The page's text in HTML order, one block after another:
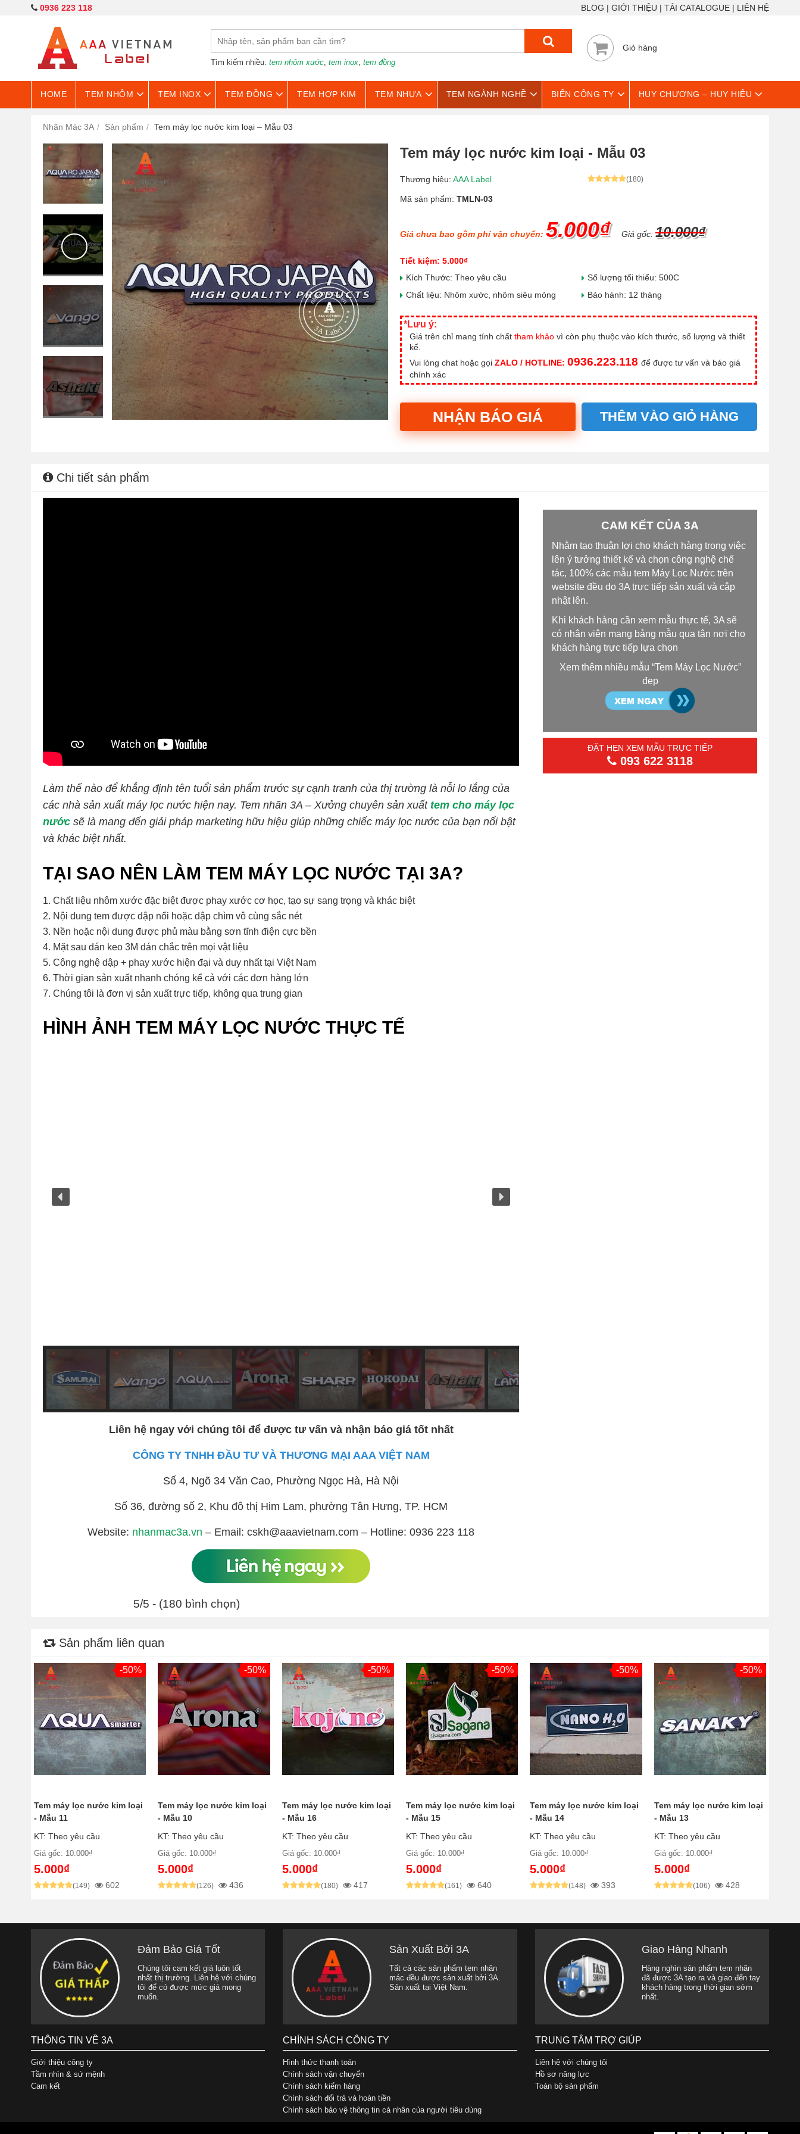
0936 223 118 BLOG GIỚI THIỆU TẢI CATALOGUE LIÊN HỆ
Tìm kiếm nhiều: tem nhôm xước, tem inox, tem đồng
Giỏ hàng
HOME TEM NHÔM TEM INOX TEM ĐỒNG TEM HỢP KIM TEM NHỰA TEM NGÀNH NGHỀ BIỂN CÔNG TY HUY CHƯƠNG – HUY HIỆU
Nhãn Mác 3A Sản phẩm Tem máy lọc nước kim loại – Mẫu 03
Tem máy lọc nước kim loại - Mẫu 03
Thương hiệu: AAA Label (180)
Mã sản phẩm: TMLN-03
Giá chưa bao gồm phí vận chuyển: 5.000₫ Giá gốc: 10.000₫
Tiết kiệm: 5.000₫
Kích Thước: Theo yêu cầu
Chất liệu: Nhôm xước, nhôm siêu mỏng
Số lượng tối thiểu: 500C
Bảo hành: 12 tháng
*Lưu ý:
Giá trên chỉ mang tính chất tham khảo vì còn phụ thuộc vào kích thước, số lượng và thiết
kế.
Vui lòng chat hoặc gọi ZALO / HOTLINE: 0936.223.118 để được tư vấn và báo giá
chính xác
NHẬN BÁO GIÁ THÊM VÀO GIỎ HÀNG
Chi tiết sản phẩm
Làm thế nào để khẳng định tên tuổi sản phẩm trước sự cạnh tranh của thị trường là nỗi lo lắng của
các nhà sản xuất máy lọc nước hiện nay. Tem nhãn 3A – Xưởng chuyên sản xuất tem cho máy lọc
nước sẽ là mang đến giải pháp marketing hữu hiệu giúp những chiếc máy lọc nước của bạn nổi bật
và khác biệt nhất.
TẠI SAO NÊN LÀM TEM MÁY LỌC NƯỚC TẠI 3A?
Chất liệu nhôm xước đặc biệt được phay xước cơ học, tạo sự sang trọng và khác biệt
Nội dung tem được dập nổi hoặc dập chìm vô cùng sắc nét
Nền hoặc nội dung được phủ màu bằng sơn tĩnh điện cực bền
Mặt sau dán keo 3M dán chắc trên mọi vật liệu
Công nghệ dập + phay xước hiện đại và duy nhất tại Việt Nam
Thời gian sản xuất nhanh chóng kể cả với các đơn hàng lớn
Chúng tôi là đơn vị sản xuất trực tiếp, không qua trung gian
HÌNH ẢNH TEM MÁY LỌC NƯỚC THỰC TẾ
Liên hệ ngay với chúng tôi để được tư vấn và nhận báo giá tốt nhất
CÔNG TY TNHH ĐẦU TƯ VÀ THƯƠNG MẠI AAA VIỆT NAM
Số 4, Ngõ 34 Văn Cao, Phường Ngọc Hà, Hà Nội
Số 36, đường số 2, Khu đô thị Him Lam, phường Tân Hưng, TP. HCM
Website: nhanmac3a.vn – Email: cskh@aaavietnam.com – Hotline: 0936 223 118
5/5 - (180 bình chọn)
CAM KẾT CỦA 3A
Nhằm tạo thuận lợi cho khách hàng trong việc
lên ý tưởng thiết kế và chọn công nghệ chế
tác, 100% các mẫu tem Máy Lọc Nước trên
website đều do 3A trực tiếp sản xuất và cập
nhật lên.
Khi khách hàng cần xem mẫu thực tế, 3A sẽ
có nhân viên mang bảng mẫu qua tận nơi cho
khách hàng trực tiếp lựa chọn
Xem thêm nhiều mẫu “Tem Máy Lọc Nước”
đẹp
ĐẶT HẸN XEM MẪU TRỰC TIẾP
093 622 3118
Sản phẩm liên quan
-50%
Tem máy lọc nước kim loại
- Mẫu 11
KT: Theo yêu cầu
Giá gốc: 10.000₫
5.000₫
(149) 602
-50%
Tem máy lọc nước kim loại
- Mẫu 10
KT: Theo yêu cầu
Giá gốc: 10.000₫
5.000₫
(126) 436
-50%
Tem máy lọc nước kim loại
- Mẫu 16
KT: Theo yêu cầu
Giá gốc: 10.000₫
5.000₫
(180) 417
-50%
Tem máy lọc nước kim loại
- Mẫu 15
KT: Theo yêu cầu
Giá gốc: 10.000₫
5.000₫
(161) 640
-50%
Tem máy lọc nước kim loại
- Mẫu 14
KT: Theo yêu cầu
Giá gốc: 10.000₫
5.000₫
(148) 393
-50%
Tem máy lọc nước kim loại
- Mẫu 13
KT: Theo yêu cầu
Giá gốc: 10.000₫
5.000₫
(106) 428
Đảm Bảo Giá Tốt
Chúng tôi cam kết giá luôn tốt
nhất thị trường. Liên hệ với chúng
tôi để có được mức giá mong
muốn.
Sản Xuất Bởi 3A
Tất cả các sản phẩm tem nhãn
mác đều được sản xuất bởi 3A.
Sản xuất tại Việt Nam.
Giao Hàng Nhanh
Hàng nghìn sản phẩm tem nhãn
đã được 3A tạo ra và giao đến tay
khách hàng trong thời gian sớm
nhất.
THÔNG TIN VỀ 3A
Giới thiệu công ty
Tầm nhìn & sứ mệnh
Cam kết
CHÍNH SÁCH CÔNG TY
Hình thức thanh toán
Chính sách vận chuyển
Chính sách kiểm hàng
Chính sách đổi trả và hoàn tiền
Chính sách bảo vệ thông tin cá nhân của người tiêu dùng
TRUNG TÂM TRỢ GIÚP
Liên hệ với chúng tôi
Hồ sơ năng lực
Toàn bộ sản phẩm